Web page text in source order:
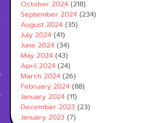
October 2024 (218)
September 2024 (234)
August 2024 (35)
July 2024 (41)
June 2024 (34)
May 2024 (43)
April 2024 (24)
March 2024 (26)
February 2024 (88)
January 2024 (11)
December 2023 (23)
January 2023 (7)